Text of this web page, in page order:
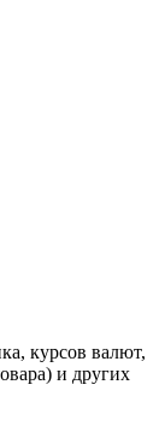
курсов валют,
и других